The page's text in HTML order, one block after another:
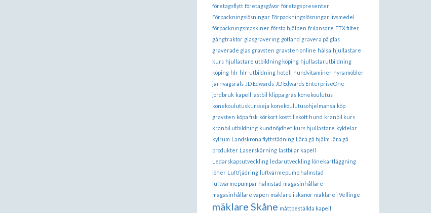
företagsflytt företagsgåvor företagspresenter
Förpackningslösningar Förpackningslösningar livsmedel
förpackningsmaskiner första hjälpen frilansare FTX filter
gångtraktor glasgravering gotland gravera på glas
graverade glas gravsten gravsten online hälsa hjullastare
kurs hjullastare utbildning köping hjullastarutbildning
köping hlr hlr-utbildning hotell hundvitaminer hyra möbler
järnvägsräls JD Edwards JD Edwards EnterpriseOne
jordbruk kapell lastbil klippa gräs konekoulutus
konekoulutuskursseja konekoulutusohjelmansa köp
gravsten köpa fisk körkort kosttillskott hund kranbil kurs
kranbil utbildning kundnöjdhet kurs hjullastare kyldelar
kylrum Landskrona flyttstädning Lära gå hjälm lära gå
produkter Laserskärning lastbilar kapell
Ledarskapsutveckling ledarutveckling lönekartläggning
löner Luftfjädring luftvärmepump halmstad
luftvärmepumpar halmstad magasinhållare
magasinhållare vapen mäklare i skanör mäklare i Vellinge
mäklare Skåne måttbeställda kapell